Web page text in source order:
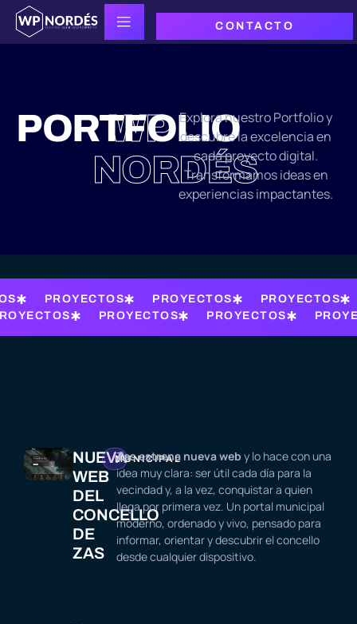
CONTACTO
PORTFOLIO
WP
NORDÉS
Explora nuestro Portfolio y
descubre la excelencia en
cada proyecto digital.
Transformamos ideas en
experiencias impactantes.
PROYECTOS PROYECTOS
PROYECTOS
PROYECTOS PROYECTOS
NUEVA
WEB
DEL
CONCELLO
DE
ZAS
MUNICIPAL
Zas estrena nueva web y lo hace con una
idea muy clara: ser útil cada día para la
vecindad y, a la vez, conquistar a quien
llega por primera vez. Un portal municipal
moderno, ordenado y vivo, pensado para
informar, orientar y descubrir el concello
desde cualquier dispositivo.